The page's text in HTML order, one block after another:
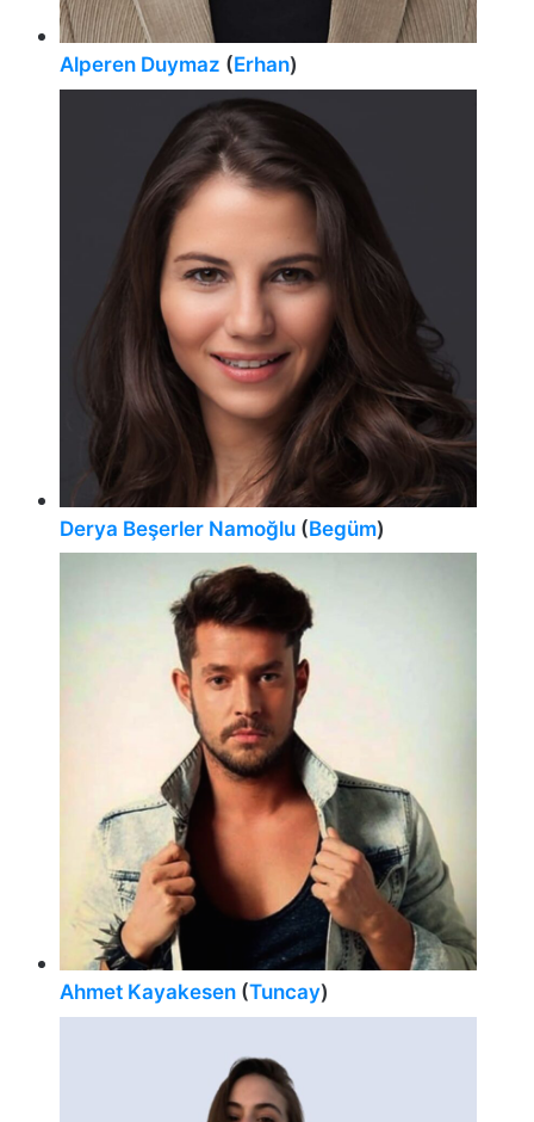
Alperen Duymaz (Erhan)
Derya Beşerler Namoğlu (Begüm)
Ahmet Kayakesen (Tuncay)